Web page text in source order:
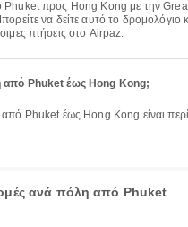
να δείτε αυτό το δρομολόγιο
πτήσεις στο Airpaz.
από Phuket έως Hong Kong;
ανά πόλη από Phuket